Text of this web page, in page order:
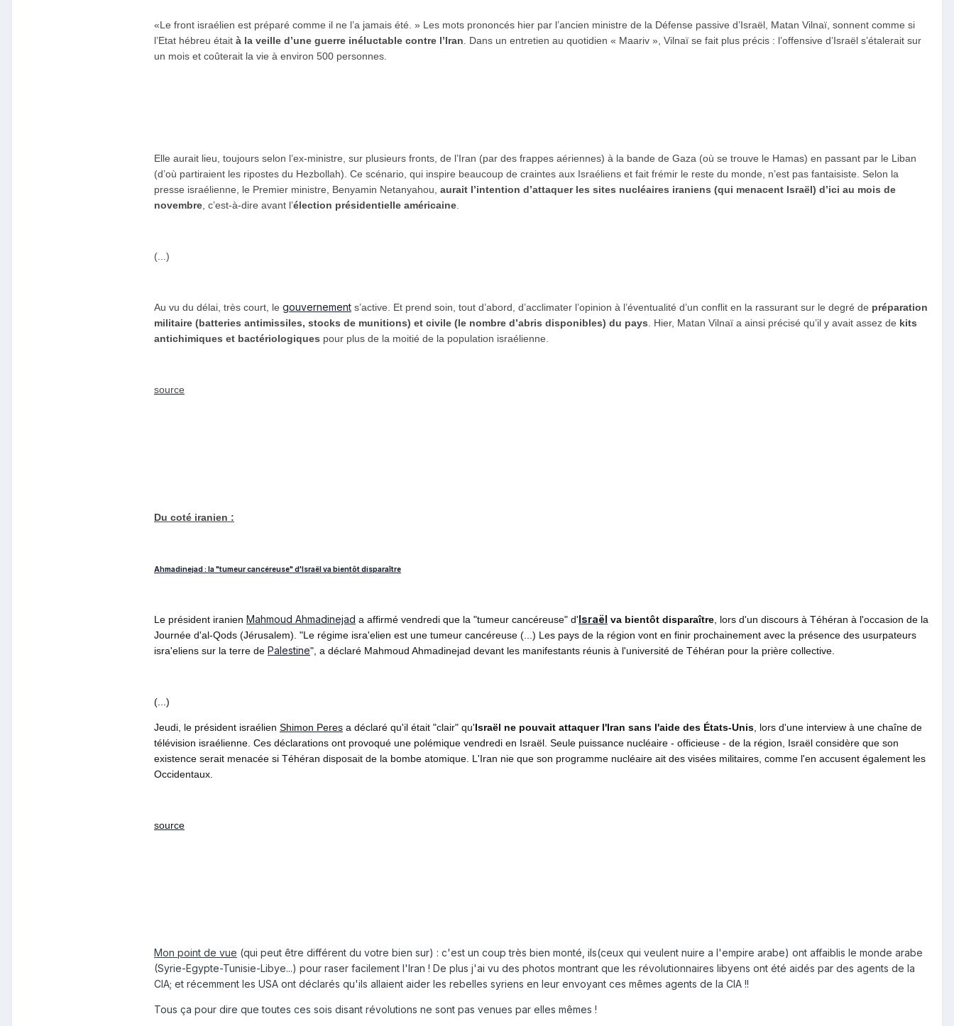
«Le front israélien est préparé comme il ne l’a jamais été. » Les mots prononcés hier par l’ancien ministre de la Défense passive d’Israël, Matan Vilnaï, sonnent comme si
l’Etat hébreu était à la veille d’une guerre inéluctable contre l’Iran . Dans un entretien au quotidien « Maariv », Vilnaï se fait plus précis : l’offensive d’Israël s’étalerait sur
un mois et coûterait la vie à environ 500 personnes.
Elle aurait lieu, toujours selon l’ex-ministre, sur plusieurs fronts, de l’Iran (par des frappes aériennes) à la bande de Gaza (où se trouve le Hamas) en passant par le Liban
(d’où partiraient les ripostes du Hezbollah). Ce scénario, qui inspire beaucoup de craintes aux Israéliens et fait frémir le reste du monde, n’est pas fantaisiste. Selon la
presse israélienne, le Premier ministre, Benyamin Netanyahou, aurait l’intention d’attaquer les sites nucléaires iraniens (qui menacent Israël) d’ici au mois de
novembre , c’est-à-dire avant l’élection présidentielle américaine
(...)
Au vu du délai, très court, le gouvernement s’active. Et prend soin, tout d’abord, d’acclimater l’opinion à l’éventualité d’un conflit en la rassurant sur le degré de préparation
militaire (batteries antimissiles, stocks de munitions) et civile (le nombre d’abris disponibles) du pays . Hier, Matan Vilnaï a ainsi précisé qu’il y avait assez de kits
antichimiques et bactériologiques pour plus de la moitié de la population israélienne.
source
Du coté iranien :
Ahmadinejad : la "tumeur cancéreuse" d'Israël va bientôt disparaître
Le président iranien Mahmoud Ahmadinejad a affirmé vendredi que la "tumeur cancéreuse" d'Israël va bientôt disparaître , lors d'un discours à Téhéran à l'occasion de la
Journée d'al-Qods (Jérusalem). "Le régime isra'elien est une tumeur cancéreuse (...) Les pays de la région vont en finir prochainement avec la présence des usurpateurs
isra'eliens sur la terre de Palestine", a déclaré Mahmoud Ahmadinejad devant les manifestants réunis à l'université de Téhéran pour la prière collective.
(...)
Jeudi, le président israélien Shimon Peres a déclaré qu'il était "clair" qu'Israël ne pouvait attaquer l'Iran sans l'aide des États-Unis , lors d'une interview à une chaîne de
télévision israélienne. Ces déclarations ont provoqué une polémique vendredi en Israël. Seule puissance nucléaire - officieuse - de la région, Israël considère que son
existence serait menacée si Téhéran disposait de la bombe atomique. L'Iran nie que son programme nucléaire ait des visées militaires, comme l'en accusent également les
Occidentaux.
source
Mon point de vue (qui peut être différent du votre bien sur) : c'est un coup très bien monté, ils(ceux qui veulent nuire a l'empire arabe) ont affaiblis le monde arabe
(Syrie-Egypte-Tunisie-Libye...) pour raser facilement l'Iran ! De plus j'ai vu des photos montrant que les révolutionnaires libyens ont été aidés par des agents de la
CIA; et récemment les USA ont déclarés qu'ils allaient aider les rebelles syriens en leur envoyant ces mêmes agents de la CIA !!
Tous ça pour dire que toutes ces sois disant révolutions ne sont pas venues par elles mêmes !